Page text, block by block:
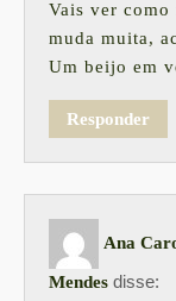
Vais ver
muda muita,
Um beijo em
Responder
Ana
Mendes disse: